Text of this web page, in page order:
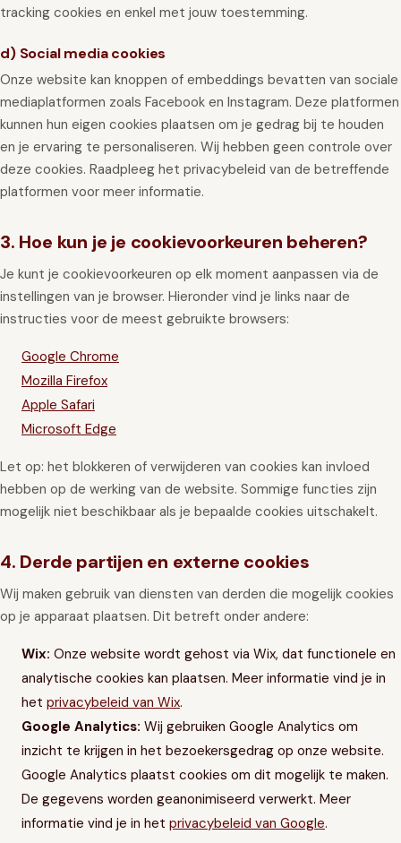
tracking cookies en enkel met jouw toestemming.
d) Social media cookies
Onze website kan knoppen of embeddings bevatten van sociale
mediaplatformen zoals Facebook en Instagram. Deze platformen
kunnen hun eigen cookies plaatsen om je gedrag bij te houden
en je ervaring te personaliseren. Wij hebben geen controle over
deze cookies. Raadpleeg het privacybeleid van de betreffende
platformen voor meer informatie.
3. Hoe kun je je cookievoorkeuren beheren?
Je kunt je cookievoorkeuren op elk moment aanpassen via de
instellingen van je browser. Hieronder vind je links naar de
instructies voor de meest gebruikte browsers:
Google Chrome
Mozilla Firefox
Apple Safari
Microsoft Edge
Let op: het blokkeren of verwijderen van cookies kan invloed
hebben op de werking van de website. Sommige functies zijn
mogelijk niet beschikbaar als je bepaalde cookies uitschakelt.
4. Derde partijen en externe cookies
Wij maken gebruik van diensten van derden die mogelijk cookies
op je apparaat plaatsen. Dit betreft onder andere:
Wix: Onze website wordt gehost via Wix, dat functionele en
analytische cookies kan plaatsen. Meer informatie vind je in
het privacybeleid van Wix.
Google Analytics: Wij gebruiken Google Analytics om
inzicht te krijgen in het bezoekersgedrag op onze website.
Google Analytics plaatst cookies om dit mogelijk te maken.
De gegevens worden geanonimiseerd verwerkt. Meer
informatie vind je in het privacybeleid van Google.